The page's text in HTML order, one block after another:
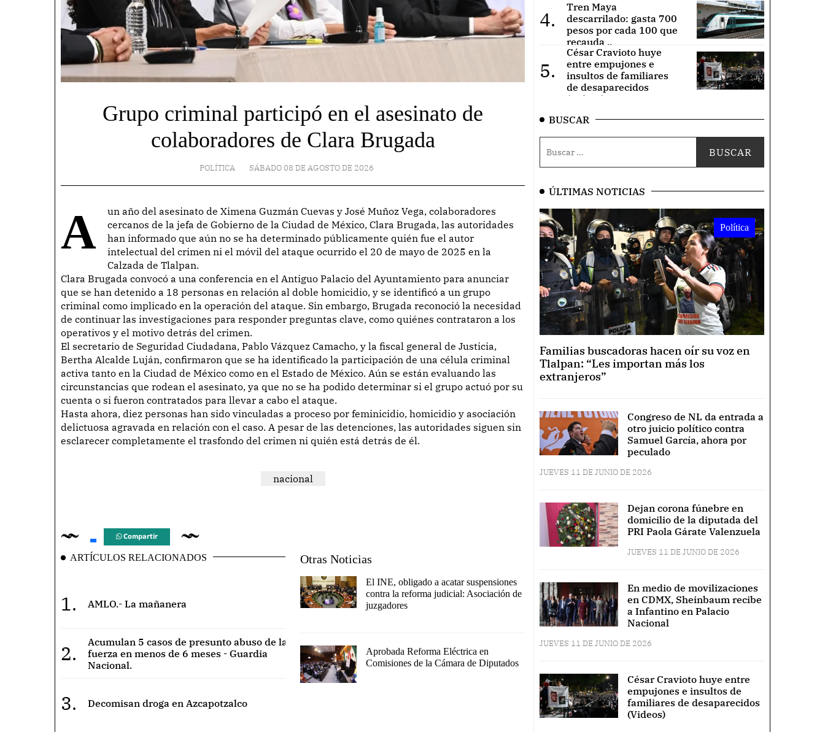
Grupo criminal participó en el asesinato de
colaboradores de Clara Brugada
POLÍTICA SÁBADO 08 DE AGOSTO DE 2026
A un año del asesinato de Ximena Guzmán Cuevas y José Muñoz Vega, colaboradores
cercanos de la jefa de Gobierno de la Ciudad de México, Clara Brugada, las autoridades
han informado que aún no se ha determinado públicamente quién fue el autor
intelectual del crimen ni el móvil del ataque ocurrido el 20 de mayo de 2025 en la
Calzada de Tlalpan.
Clara Brugada convocó a una conferencia en el Antiguo Palacio del Ayuntamiento para anunciar
que se han detenido a 18 personas en relación al doble homicidio, y se identificó a un grupo
criminal como implicado en la operación del ataque. Sin embargo, Brugada reconoció la necesidad
de continuar las investigaciones para responder preguntas clave, como quiénes contrataron a los
operativos y el motivo detrás del crimen.
El secretario de Seguridad Ciudadana, Pablo Vázquez Camacho, y la fiscal general de Justicia,
Bertha Alcalde Luján, confirmaron que se ha identificado la participación de una célula criminal
activa tanto en la Ciudad de México como en el Estado de México. Aún se están evaluando las
circunstancias que rodean el asesinato, ya que no se ha podido determinar si el grupo actuó por su
cuenta o si fueron contratados para llevar a cabo el ataque.
Hasta ahora, diez personas han sido vinculadas a proceso por feminicidio, homicidio y asociación
delictuosa agravada en relación con el caso. A pesar de las detenciones, las autoridades siguen sin
esclarecer completamente el trasfondo del crimen ni quién está detrás de él.
nacional
Compartir
ARTÍCULOS RELACIONADOS
1. AMLO.- La mañanera
2.
Acumulan 5 casos de presunto abuso de la
fuerza en menos de 6 meses - Guardia
Nacional.
3. Decomisan droga en Azcapotzalco
Otras Noticias
El INE, obligado a acatar suspensiones
contra la reforma judicial: Asociación de
juzgadores
Aprobada Reforma Eléctrica en
Comisiones de la Cámara de Diputados
4.
Tren Maya
descarrilado: gasta 700
pesos por cada 100 que
recauda ..
5.
César Cravioto huye
entre empujones e
insultos de familiares
de desaparecidos
(Videos) ..
BUSCAR
ÚLTIMAS NOTICIAS
Política
Familias buscadoras hacen oír su voz en
Tlalpan: “Les importan más los
extranjeros”
Congreso de NL da entrada a
otro juicio político contra
Samuel García, ahora por
peculado
JUEVES 11 DE JUNIO DE 2026
Dejan corona fúnebre en
domicilio de la diputada del
PRI Paola Gárate Valenzuela
JUEVES 11 DE JUNIO DE 2026
En medio de movilizaciones
en CDMX, Sheinbaum recibe
a Infantino en Palacio
Nacional
JUEVES 11 DE JUNIO DE 2026
César Cravioto huye entre
empujones e insultos de
familiares de desaparecidos
(Videos)